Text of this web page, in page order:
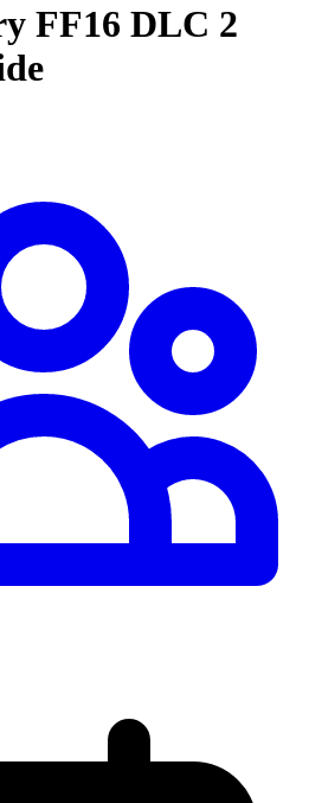
FF16 DLC 2